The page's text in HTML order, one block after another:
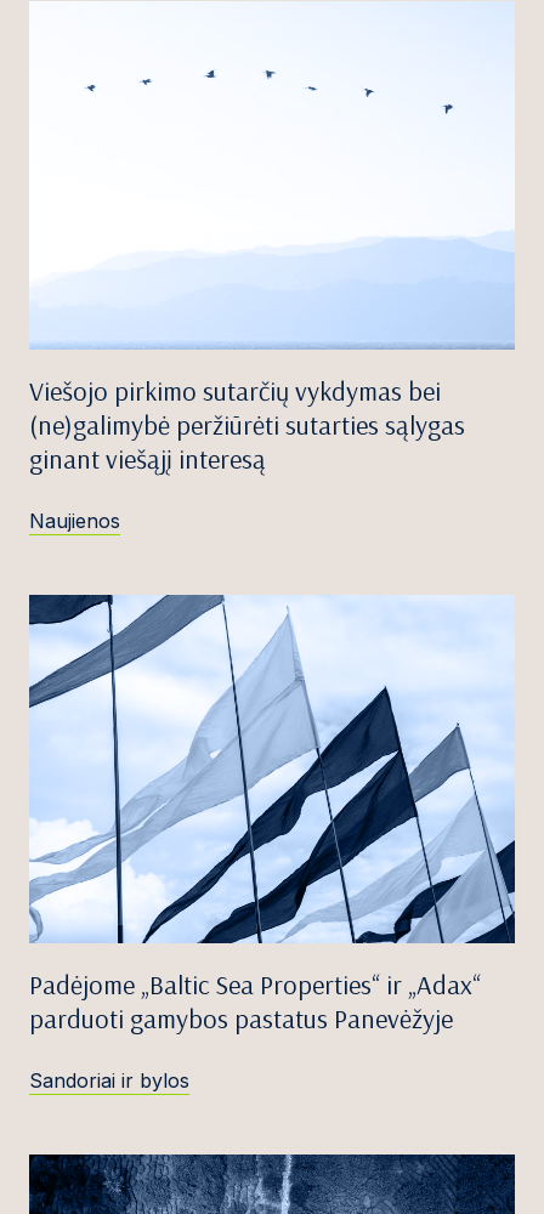
Viešojo pirkimo sutarčių vykdymas bei
(ne)galimybė peržiūrėti sutarties sąlygas
ginant viešąjį interesą
Naujienos
Padėjome „Baltic Sea Properties“ ir „Adax“
parduoti gamybos pastatus Panevėžyje
Sandoriai ir bylos